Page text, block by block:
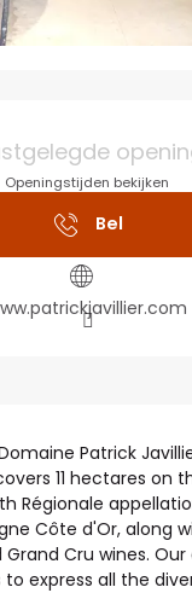
Openingstijden bekijken
Bel
Patrick
11 hectares on
Régionale
Côte d'Or, along
Cru wines.
express all the